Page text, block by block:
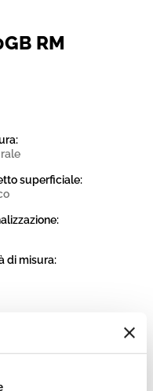
RM
superficiale:
di misura: